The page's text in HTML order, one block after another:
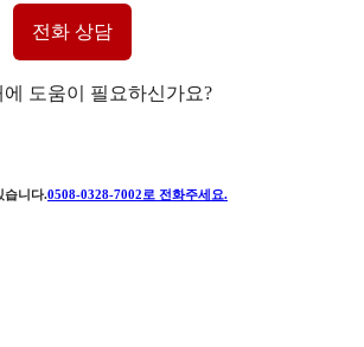
전화 상담
에 도움이 필요하신가요?
습니다.0508-0328-7002 로 전화주세요.